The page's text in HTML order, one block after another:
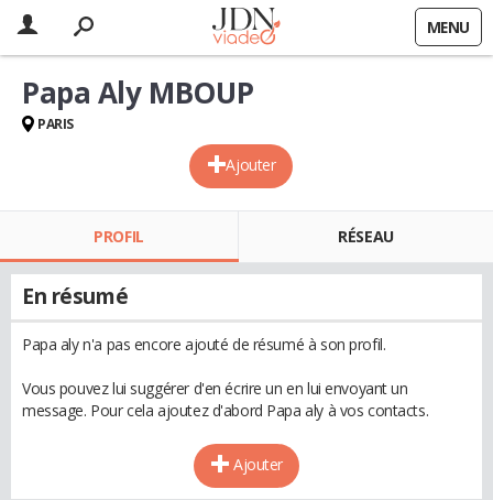
MENU
Ajouter
Papa Aly MBOUP
PARIS
PROFIL RÉSEAU
En résumé
Papa aly n'a pas encore ajouté de résumé à son profil.
Vous pouvez lui suggérer d'en écrire un en lui envoyant un
message. Pour cela ajoutez d'abord Papa aly à vos contacts.
Ajouter